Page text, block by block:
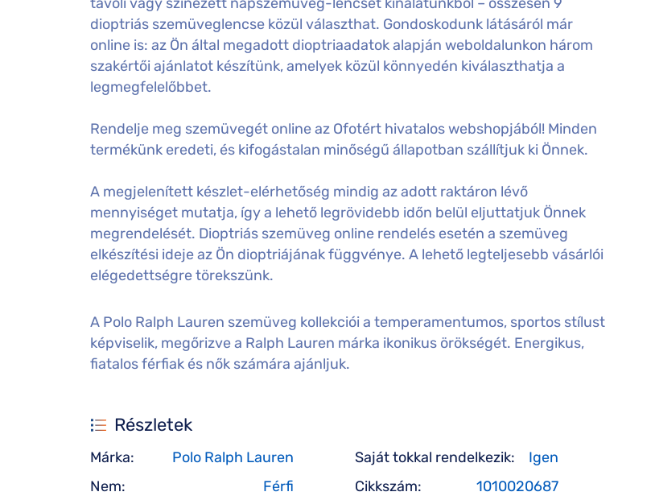
dioptriás szemüveglencse közül választhat. Gondoskodunk látásáról már
online is: az Ön által megadott dioptriaadatok alapján weboldalunkon három
szakértői ajánlatot készítünk, amelyek közül könnyedén kiválaszthatja a
legmegfelelőbbet.
Rendelje meg szemüvegét online az Ofotért hivatalos webshopjából! Minden
termékünk eredeti, és kifogástalan minőségű állapotban szállítjuk ki Önnek.
A megjelenített készlet-elérhetőség mindig az adott raktáron lévő
mennyiséget mutatja, így a lehető legrövidebb időn belül eljuttatjuk Önnek
megrendelését. Dioptriás szemüveg online rendelés esetén a szemüveg
elkészítési ideje az Ön dioptriájának függvénye. A lehető legteljesebb vásárlói
elégedettségre törekszünk.
A Polo Ralph Lauren szemüveg kollekciói a temperamentumos, sportos stílust
képviselik, megőrizve a Ralph Lauren márka ikonikus örökségét. Energikus,
fiatalos férfiak és nők számára ajánljuk.
Részletek
Márka:
Polo Ralph Lauren
Nem:
Férfi
Saját tokkal rendelkezik:
Igen
Cikkszám:
1010020687